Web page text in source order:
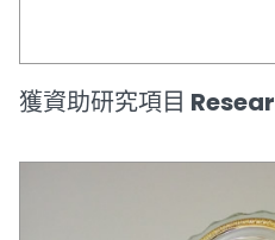
獲資助研究項目